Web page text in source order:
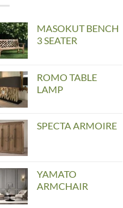
MASOKUT BENCH
3 SEATER
ROMO TABLE
LAMP
SPECTA ARMOIRE
YAMATO
ARMCHAIR